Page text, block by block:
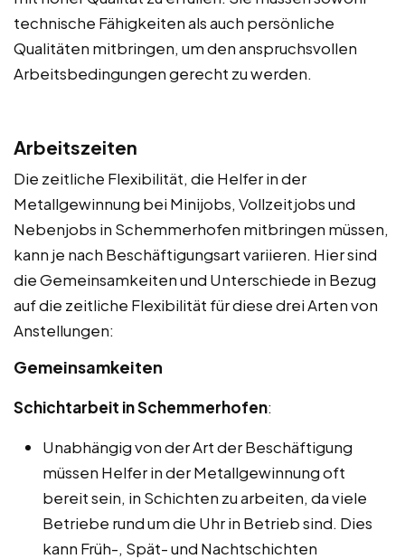
technische Fähigkeiten als auch persönliche
Qualitäten mitbringen, um den anspruchsvollen
Arbeitsbedingungen gerecht zu werden.
Arbeitszeiten
Die zeitliche Flexibilität, die Helfer in der
Metallgewinnung bei Minijobs, Vollzeitjobs und
Nebenjobs in Schemmerhofen mitbringen müssen,
kann je nach Beschäftigungsart variieren. Hier sind
die Gemeinsamkeiten und Unterschiede in Bezug
auf die zeitliche Flexibilität für diese drei Arten von
Anstellungen:
Gemeinsamkeiten
Schichtarbeit in Schemmerhofen:
Unabhängig von der Art der Beschäftigung
müssen Helfer in der Metallgewinnung oft
bereit sein, in Schichten zu arbeiten, da viele
Betriebe rund um die Uhr in Betrieb sind. Dies
kann Früh-, Spät- und Nachtschichten